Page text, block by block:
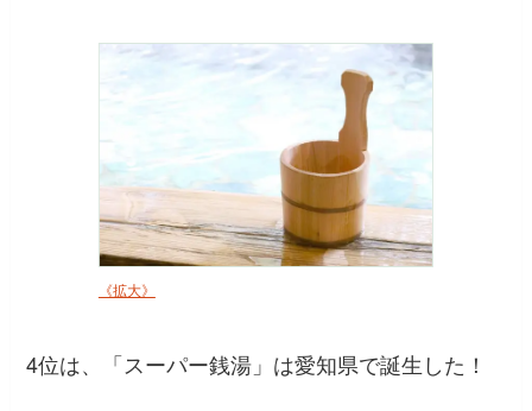
《拡大》
4位は、「スーパー銭湯」は愛知県で誕生した！